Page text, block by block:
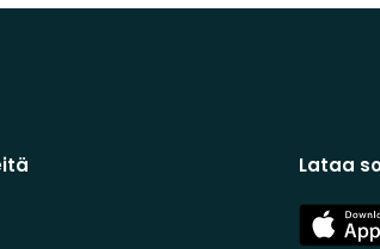
Lataa
App
Store